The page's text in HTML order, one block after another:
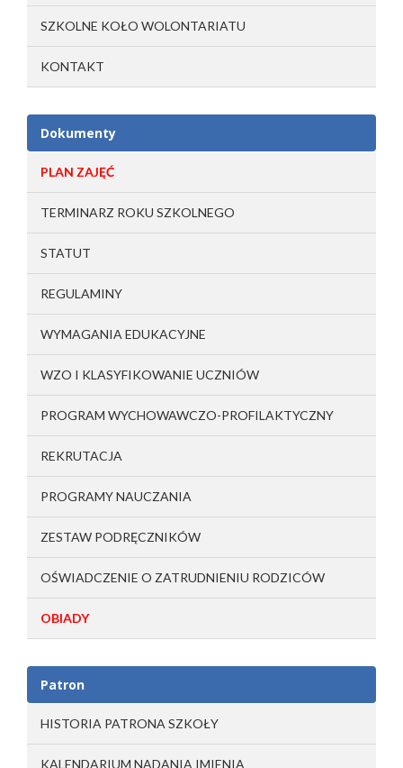
SZKOLNE KOŁO WOLONTARIATU
KONTAKT
Dokumenty
PLAN ZAJĘĆ
TERMINARZ ROKU SZKOLNEGO
STATUT
REGULAMINY
WYMAGANIA EDUKACYJNE
WZO I KLASYFIKOWANIE UCZNIÓW
PROGRAM WYCHOWAWCZO-PROFILAKTYCZNY
REKRUTACJA
PROGRAMY NAUCZANIA
ZESTAW PODRĘCZNIKÓW
OŚWIADCZENIE O ZATRUDNIENIU RODZICÓW
OBIADY
Patron
HISTORIA PATRONA SZKOŁY
KALENDARIUM NADANIA IMIENIA